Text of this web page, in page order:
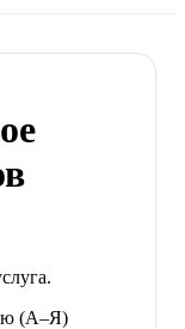
(A–Я)